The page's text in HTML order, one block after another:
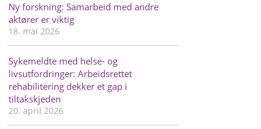
Ny forskning: Samarbeid med andre
aktører er viktig
18. mai 2026
Sykemeldte med helse- og
livsutfordringer: Arbeidsrettet
rehabilitering dekker et gap i
tiltakskjeden
20. april 2026